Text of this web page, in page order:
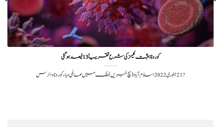
کورونا:مثبت کیسز کی شرح تقریباً 13 فیصد ہوگئی
?️ 21 جنوری 2022اسلام آباد ( سچ خبریں ) ملک میں عالمی وباء کورونا وائرس